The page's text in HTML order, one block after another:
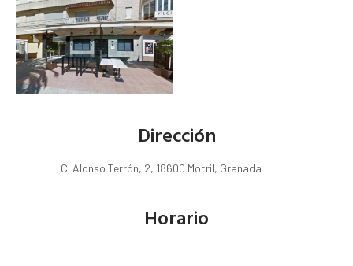
Dirección
C. Alonso Terrón, 2, 18600 Motril, Granada
Horario